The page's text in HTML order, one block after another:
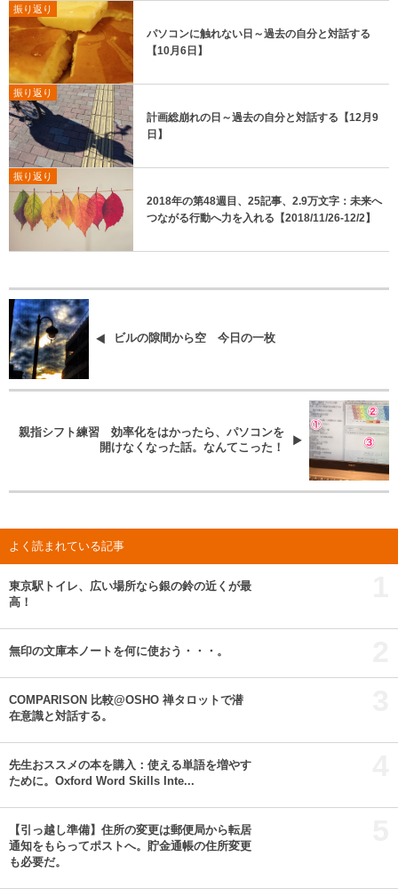
振り返り
パソコンに触れない日～過去の自分と対話する
【10月6日】
振り返り
計画総崩れの日～過去の自分と対話する【12月9
日】
振り返り
2018年の第48週目、25記事、2.9万文字：未来へ
つながる行動へ力を入れる【2018/11/26-12/2】
ビルの隙間から空 今日の一枚
親指シフト練習 効率化をはかったら、パソコンを
開けなくなった話。なんてこった！
よく読まれている記事
東京駅トイレ、広い場所なら銀の鈴の近くが最
高！
無印の文庫本ノートを何に使おう・・・。
COMPARISON 比較@OSHO 禅タロットで潜
在意識と対話する。
先生おススメの本を購入：使える単語を増やす
ために。Oxford Word Skills Inte...
【引っ越し準備】住所の変更は郵便局から転居
通知をもらってポストへ。貯金通帳の住所変更
も必要だ。